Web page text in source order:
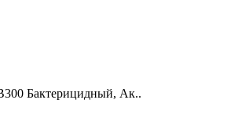
Бактерицидный, Ак..